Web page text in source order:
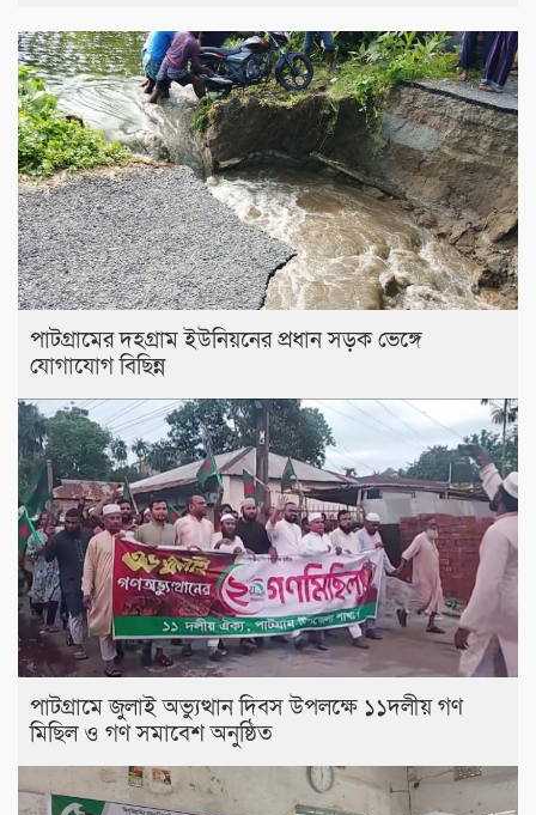
পাটগ্রামের দহগ্রাম ইউনিয়নের প্রধান সড়ক ভেঙ্গে
যোগাযোগ বিছিন্ন
পাটগ্রামে জুলাই অভ্যুত্থান দিবস উপলক্ষে ১১দলীয় গণ
মিছিল ও গণ সমাবেশ অনুষ্ঠিত